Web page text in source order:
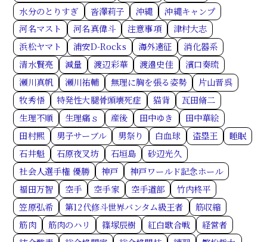
水分のとりすぎ
沓澤莉子 沖縄
沖縄キャンプ
河名マスト
河名真偉斗 注意事項
津村大志
浜松ヤマト
浦安D-Rocks 海外遠征
消化器系
清水賢亮
減量 渡辺彩華 渡邉史佳
濱口奏琉
瀬川真帆
瀬川祐輔 無理に胸を張る姿勢
片山晋呉
牧秀悟
特発性大腿骨頭壊死症 猫背
瓦田脩二
生理不順
生理痛ｓ 産後 田中ゆき
田中華絵
田村熙
男子サーブル 男祭り 白血球 盗塁王
睡眠
石井魁
石原夜叉坊 石垣島
砂辺光久
社会人選手権 優勝
神戸
神戸ワールド記念ホール
福田万智
空手 空手家 空手道部
竹内柊平
笠原弘希
第12代修斗世界バンタム級王者
筋収縮
筋肉
筋肉のハリ 篠塚辰樹 紅白歌合戦
経営者